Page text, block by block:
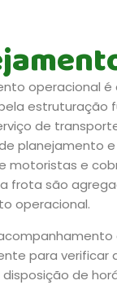
operacional é
estruturação
de
planejamento
motoristas e
frota são
operacional.
para verificar
de